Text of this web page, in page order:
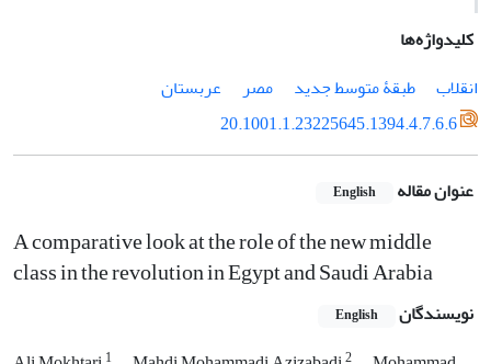
کلیدواژه‌ها
انقلاب
طبقۀ متوسط جدید مصر
عربستان
20.1001.1.23225645.1394.4.7.6.6
عنوان مقاله English
A comparative look at the role of the new middle
class in the revolution in Egypt and Saudi Arabia
نویسندگان English
1 2